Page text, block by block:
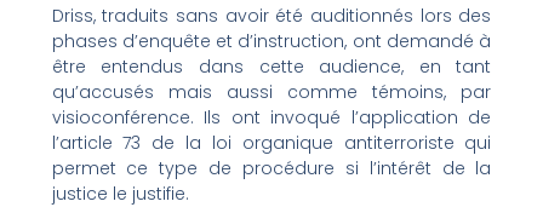
Driss, traduits sans avoir été auditionnés lors des
phases d’enquête et d’instruction, ont demandé à
être entendus dans cette audience, en tant
qu’accusés mais aussi comme témoins, par
visioconférence. Ils ont invoqué l’application de
l’article 73 de la loi organique antiterroriste qui
permet ce type de procédure si l’intérêt de la
justice le justifie.